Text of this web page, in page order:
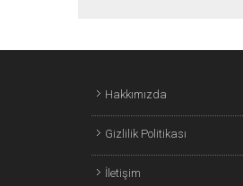
Hakkımızda
Gizlilik Politikası
İletişim